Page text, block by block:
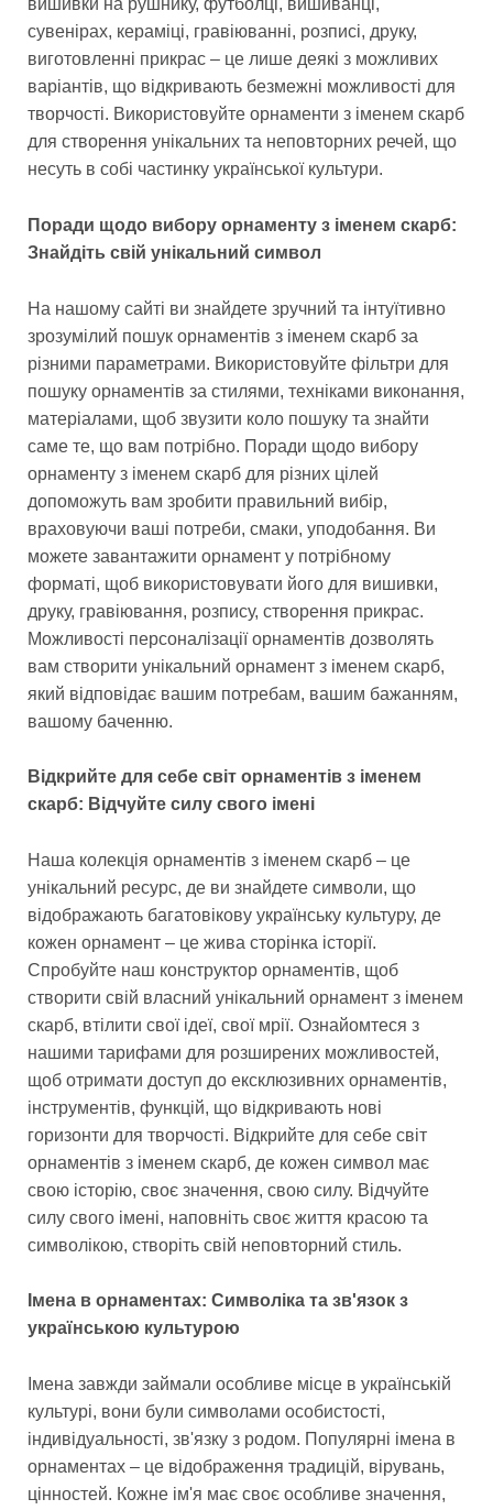
вишивки на рушнику, футболці, вишиванці,
сувенірах, кераміці, гравіюванні, розписі, друку,
виготовленні прикрас – це лише деякі з можливих
варіантів, що відкривають безмежні можливості для
творчості. Використовуйте орнаменти з іменем скарб
для створення унікальних та неповторних речей, що
несуть в собі частинку української культури.
Поради щодо вибору орнаменту з іменем скарб:
Знайдіть свій унікальний символ
На нашому сайті ви знайдете зручний та інтуїтивно
зрозумілий пошук орнаментів з іменем скарб за
різними параметрами. Використовуйте фільтри для
пошуку орнаментів за стилями, техніками виконання,
матеріалами, щоб звузити коло пошуку та знайти
саме те, що вам потрібно. Поради щодо вибору
орнаменту з іменем скарб для різних цілей
допоможуть вам зробити правильний вибір,
враховуючи ваші потреби, смаки, уподобання. Ви
можете завантажити орнамент у потрібному
форматі, щоб використовувати його для вишивки,
друку, гравіювання, розпису, створення прикрас.
Можливості персоналізації орнаментів дозволять
вам створити унікальний орнамент з іменем скарб,
який відповідає вашим потребам, вашим бажанням,
вашому баченню.
Відкрийте для себе світ орнаментів з іменем
скарб: Відчуйте силу свого імені
Наша колекція орнаментів з іменем скарб – це
унікальний ресурс, де ви знайдете символи, що
відображають багатовікову українську культуру, де
кожен орнамент – це жива сторінка історії.
Спробуйте наш конструктор орнаментів, щоб
створити свій власний унікальний орнамент з іменем
скарб, втілити свої ідеї, свої мрії. Ознайомтеся з
нашими тарифами для розширених можливостей,
щоб отримати доступ до ексклюзивних орнаментів,
інструментів, функцій, що відкривають нові
горизонти для творчості. Відкрийте для себе світ
орнаментів з іменем скарб, де кожен символ має
свою історію, своє значення, свою силу. Відчуйте
силу свого імені, наповніть своє життя красою та
символікою, створіть свій неповторний стиль.
Імена в орнаментах: Символіка та зв'язок з
українською культурою
Імена завжди займали особливе місце в українській
культурі, вони були символами особистості,
індивідуальності, зв'язку з родом. Популярні імена в
орнаментах – це відображення традицій, вірувань,
цінностей. Кожне ім'я має своє особливе значення,